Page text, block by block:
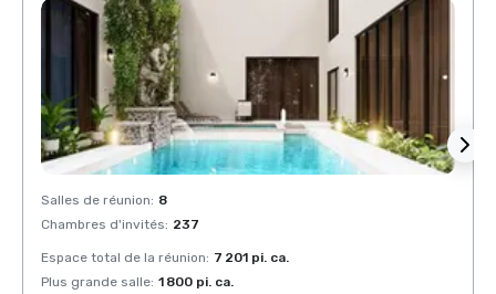
Salles de réunion: 8
Chambres d'invités: 237
Espace total de la réunion: 7 201 pi. ca.
Plus grande salle: 1 800 pi. ca.